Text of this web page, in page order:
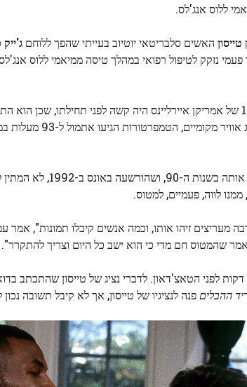
טייסון האשים סלבריטאי יוטיוב בעייתי שהפך ללוחם ג'ייק
פעמי נזקק לטיפול רפואי במהלך טיסה ממיאמי ללוס
, נוסע אנונימי אומר שהטיול ב-26 במאי בטיסה 1815 של אמריקן איירליינס היה קשה לפני
המסלול בגלל טמפרטורות גבוהות
מייק טייסון, שנתבע בשנה שעברה על ידי
לווה, פעמיים, למטוס.
זיהו אותו, וכמה אנשים קיבלו תמונות", אמר
שהמטוס חם מדי כי הוא ישב כל היום וצריך להתקרר".
ההבלים פנה לנציגיו של טייסון, אך לא קיבל תשובה